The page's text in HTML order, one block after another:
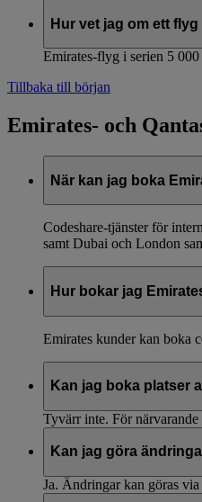
Hur vet jag om ett
Emirates-flyg i serien 5
Tillbaka till början
Emirates- och
När kan jag boka
Codeshare-tjänster för
samt Dubai och London
Hur bokar jag
Emirates kunder kan boka
Kan jag boka platser
Tyvärr inte. För närvarande
Kan jag göra
Ja. Ändringar kan göras